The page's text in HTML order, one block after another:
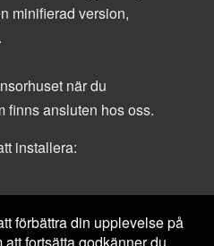
minifierad version,
när du
finns ansluten hos oss.
installera:
förbättra din upplevelse på